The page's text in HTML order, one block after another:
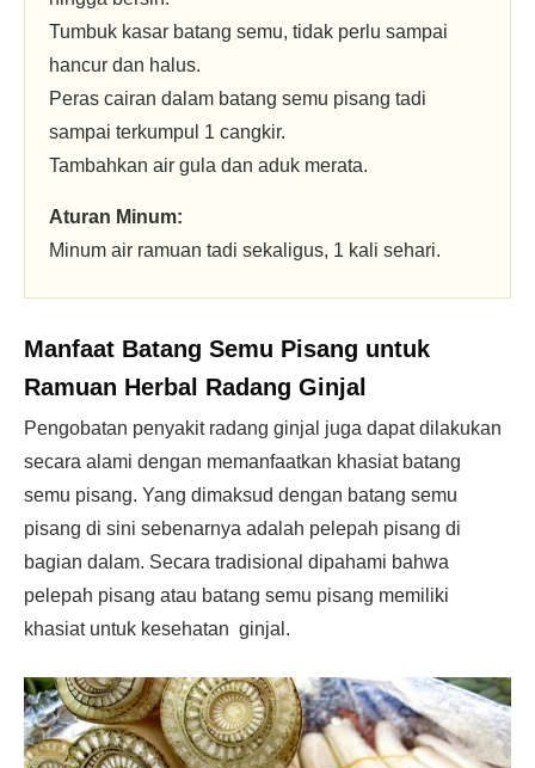
Tumbuk kasar batang semu, tidak perlu sampai
hancur dan halus.
Peras cairan dalam batang semu pisang tadi
sampai terkumpul 1 cangkir.
Tambahkan air gula dan aduk merata.
Aturan Minum:
Minum air ramuan tadi sekaligus, 1 kali sehari.
Manfaat Batang Semu Pisang untuk
Ramuan Herbal Radang Ginjal
Pengobatan penyakit radang ginjal juga dapat dilakukan
secara alami dengan memanfaatkan khasiat batang
semu pisang. Yang dimaksud dengan batang semu
pisang di sini sebenarnya adalah pelepah pisang di
bagian dalam. Secara tradisional dipahami bahwa
pelepah pisang atau batang semu pisang memiliki
khasiat untuk kesehatan ginjal.